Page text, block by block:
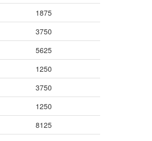
1875
3750
5625
1250
3750
1250
8125